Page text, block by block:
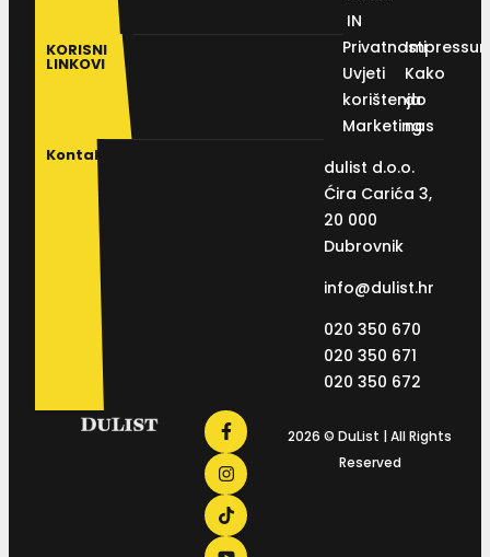
IN
KORISNI
LINKOVI
Privatnosti
Uvjeti
korištenja
Marketing
Kako
do
nas
Kontakt
dulist d.o.o.
Ćira Carića 3,
20 000
Dubrovnik
info@dulist.hr
020 350 670
020 350 671
020 350 672
2026 © DuList | All Rights
Reserved